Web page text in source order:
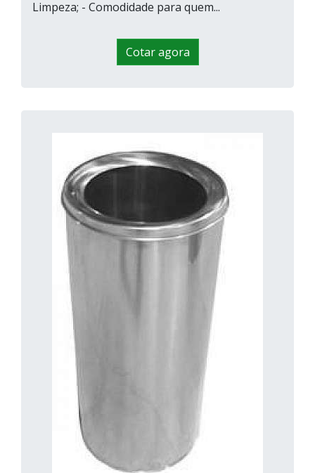
Limpeza; - Comodidade para quem...
Cotar agora